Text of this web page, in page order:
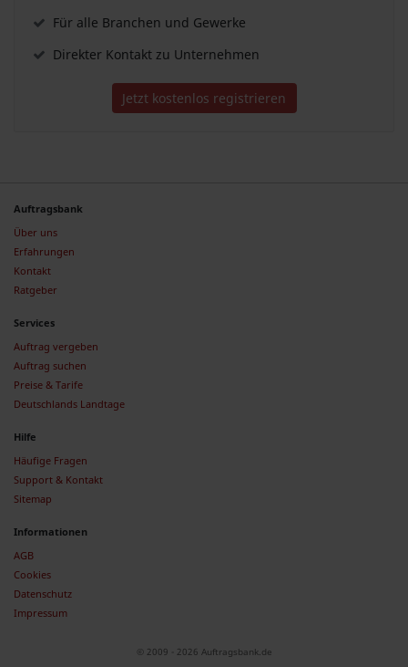
Für alle Branchen und Gewerke
Direkter Kontakt zu Unternehmen
Jetzt kostenlos registrieren
Auftragsbank
Über uns
Erfahrungen
Kontakt
Ratgeber
Services
Auftrag vergeben
Auftrag suchen
Preise & Tarife
Deutschlands Landtage
Hilfe
Häufige Fragen
Support & Kontakt
Sitemap
Informationen
AGB
Cookies
Datenschutz
Impressum
© 2009 - 2026 Auftragsbank.de